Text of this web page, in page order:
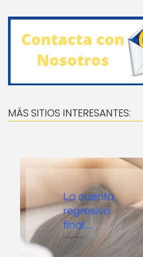
MÁS SITIOS INTERESANTES: